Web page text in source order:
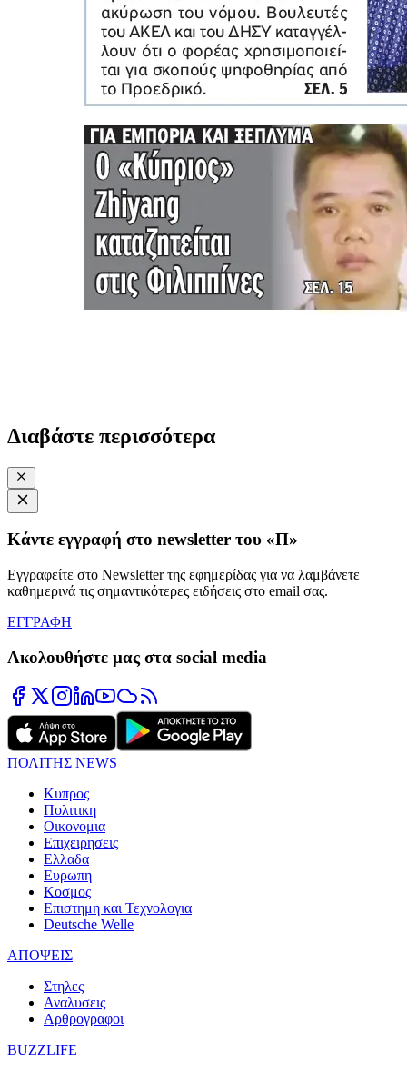
Διαβάστε περισσότερα
Κάντε εγγραφή στο newsletter του «Π»
Εγγραφείτε στο Newsletter της εφημερίδας για να λαμβάνετε
καθημερινά τις σημαντικότερες ειδήσεις στο email σας.
ΕΓΓΡΑΦΗ
Ακολουθήστε μας στα social media
ΠΟΛΙΤΗΣ NEWS
Κυπρος
Πολιτικη
Οικονομια
Επιχειρησεις
Ελλαδα
Ευρωπη
Κοσμος
Επιστημη και Τεχνολογια
Deutsche Welle
ΑΠΟΨΕΙΣ
Στηλες
Αναλυσεις
Αρθρογραφοι
BUZZLIFE